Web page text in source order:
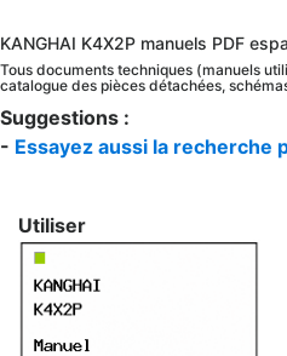
KANGHAI K4X2P manuels PDF
Tous documents techniques (manuels
catalogue des pièces détachées,
Suggestions :
- Essayez aussi la recherche
Utiliser